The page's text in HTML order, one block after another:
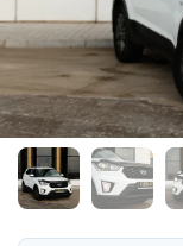
Аренда
автомобиля
Hyundai
Creta